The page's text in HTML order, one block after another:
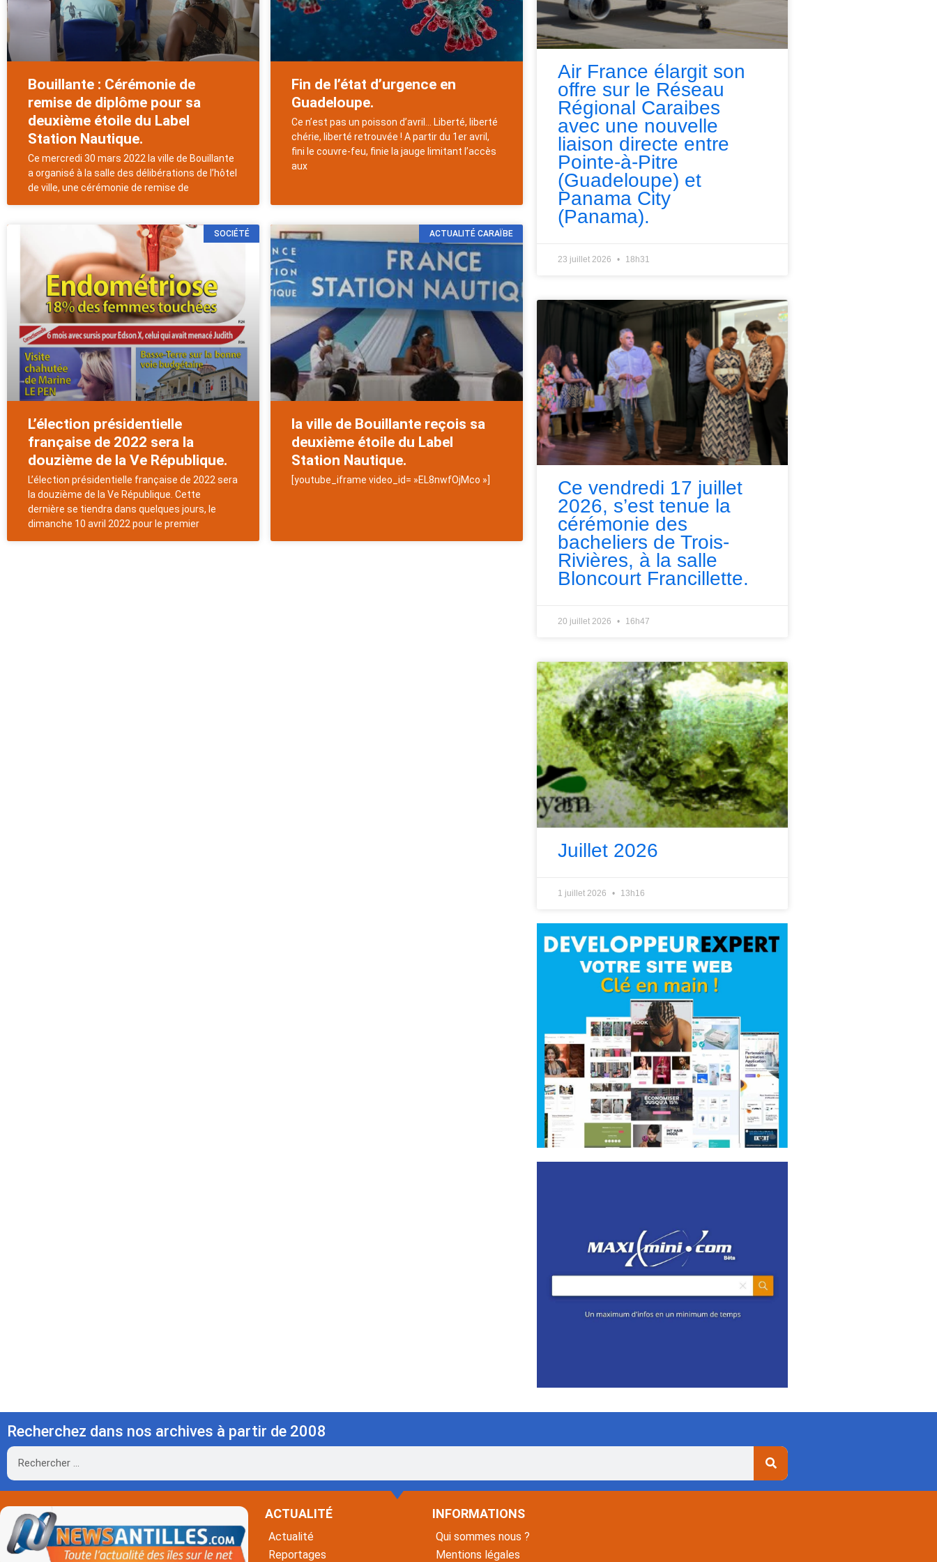
Bouillante : Cérémonie de
remise de diplôme pour sa
deuxième étoile du Label
Station Nautique.
Ce mercredi 30 mars 2022 la ville de Bouillante
a organisé à la salle des délibérations de l’hôtel
de ville, une cérémonie de remise de
Fin de l’état d’urgence en
Guadeloupe.
Ce n’est pas un poisson d’avril… Liberté, liberté
chérie, liberté retrouvée ! A partir du 1er avril,
fini le couvre-feu, finie la jauge limitant l’accès
aux
SOCIÉTÉ
L’élection présidentielle
française de 2022 sera la
douzième de la Ve République.
L’élection présidentielle française de 2022 sera
la douzième de la Ve République. Cette
dernière se tiendra dans quelques jours, le
dimanche 10 avril 2022 pour le premier
ACTUALITÉ CARAÏBE
la ville de Bouillante reçois sa
deuxième étoile du Label
Station Nautique.
[youtube_iframe video_id= »EL8nwfOjMco »]
Air France élargit son
offre sur le Réseau
Régional Caraibes
avec une nouvelle
liaison directe entre
Pointe-à-Pitre
(Guadeloupe) et
Panama City
(Panama).
23 juillet 2026 18h31
Ce vendredi 17 juillet
2026, s’est tenue la
cérémonie des
bacheliers de Trois-
Rivières, à la salle
Bloncourt Francillette.
20 juillet 2026 16h47
Juillet 2026
1 juillet 2026 13h16
Recherchez dans nos archives à partir de 2008
Rechercher
ACTUALITÉ
Actualité
Reportages
INFORMATIONS
Qui sommes nous ?
Mentions légales